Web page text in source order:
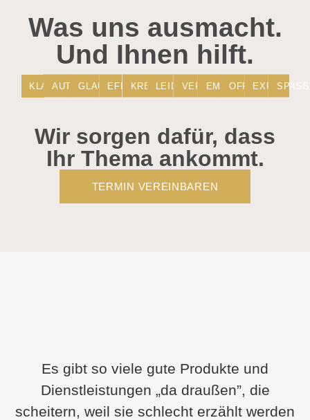
Was uns ausmacht.
Und Ihnen hilft.
KLARHEITAUTHENTIZITÄT
GLAUBWÜRDIGKEIT
EFFIZIENZKREATIVITÄT
LEIDENSCHAFT
VERTRAUEN
EMPATHIE
OFFENHEIT
EXPERTISE
SPASS
Wir sorgen dafür, dass
Ihr Thema ankommt.
TERMIN VEREINBAREN
Es gibt so viele gute Produkte und
Dienstleistungen „da draußen”, die
scheitern, weil sie schlecht erzählt werden